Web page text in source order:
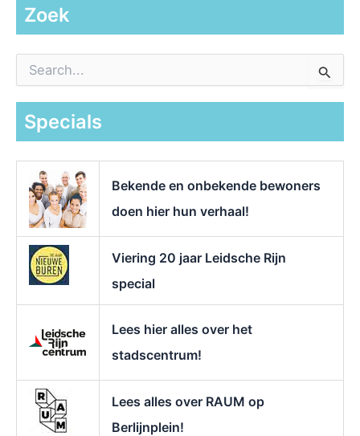
Zoek
a
Specials
Bekende en onbekende bewoners
doen hier hun verhaal!
Viering 20 jaar Leidsche Rijn
special
Lees hier alles over het
stadscentrum!
Lees alles over RAUM op
Berlijnplein!